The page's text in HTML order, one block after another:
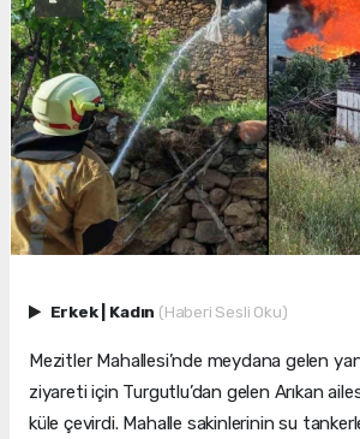
Erkek Kadın (Haberi Sesli Oku)
Mezitler Mahallesi’nde meydana gelen
ziyareti için Turgutlu’dan gelen Arıkan
küle çevirdi. Mahalle sakinlerinin su